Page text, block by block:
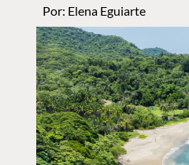
Por: Elena Eguiarte